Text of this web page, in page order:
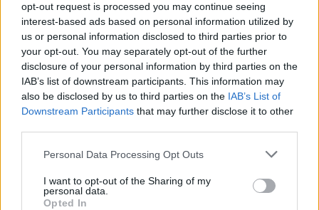
opt-out request is processed you may continue seeing
interest-based ads based on personal information utilized by
us or personal information disclosed to third parties prior to
your opt-out. You may separately opt-out of the further
disclosure of your personal information by third parties on the
IAB’s list of downstream participants. This information may
also be disclosed by us to third parties on the IAB’s List of
Downstream Participants that may further disclose it to other
Personal Data Processing Opt Outs
I want to opt-out of the Sharing of my
personal data.
Opted In
Sugrįžimas į rekordinę trasą:
ar lietuviai dar kartą perrašys
ultrabėgimo istoriją?
šešėlis: